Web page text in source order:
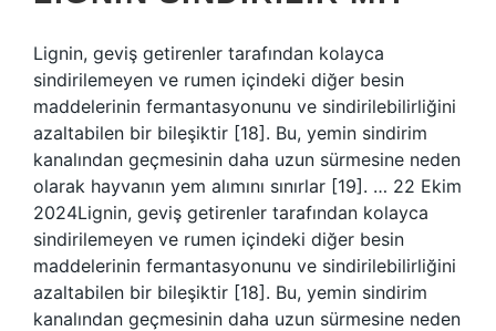
Lignin, geviş getirenler tarafından kolayca
sindirilemeyen ve rumen içindeki diğer besin
maddelerinin fermantasyonunu ve sindirilebilirliğini
azaltabilen bir bileşiktir [18]. Bu, yemin sindirim
kanalından geçmesinin daha uzun sürmesine neden
olarak hayvanın yem alımını sınırlar [19]. … 22 Ekim
2024Lignin, geviş getirenler tarafından kolayca
sindirilemeyen ve rumen içindeki diğer besin
maddelerinin fermantasyonunu ve sindirilebilirliğini
azaltabilen bir bileşiktir [18]. Bu, yemin sindirim
kanalından geçmesinin daha uzun sürmesine neden